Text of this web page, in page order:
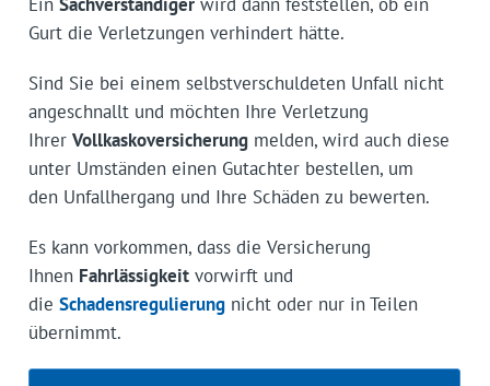
Gurt die Verletzungen verhindert hätte.
Sind Sie bei einem selbstverschuldeten Unfall nicht
angeschnallt und möchten Ihre Verletzung
Ihrer Vollkaskoversicherungmelden, wird auch diese
unter Umständen einen Gutachter bestellen, um
den Unfallhergang und Ihre Schäden zu bewerten.
Es kann vorkommen, dass die Versicherung
Ihnen Fahrlässigkeitvorwirft und
die Schadensregulierungnicht oder nur in Teilen
übernimmt.